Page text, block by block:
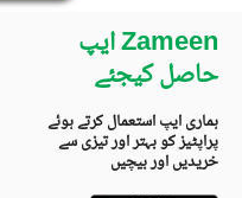
Zameen ایپ
حاصل کیجئے
ہماری ایپ استعمال کرتے ہوئے
پراپٹیز کو بہتر اور تیزی سے
خریدیں اور بیچیں